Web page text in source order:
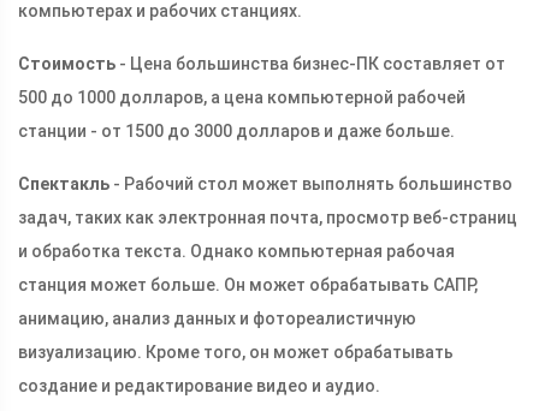
компьютерах и рабочих станциях.
Стоимость - Цена большинства бизнес-ПК составляет от
500 до 1000 долларов, а цена компьютерной рабочей
станции - от 1500 до 3000 долларов и даже больше.
Спектакль - Рабочий стол может выполнять большинство
задач, таких как электронная почта, просмотр веб-страниц
и обработка текста. Однако компьютерная рабочая
станция может больше. Он может обрабатывать САПР,
анимацию, анализ данных и фотореалистичную
визуализацию. Кроме того, он может обрабатывать
создание и редактирование видео и аудио.